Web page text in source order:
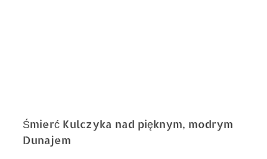
Śmierć Kulczyka nad pięknym, modrym
Dunajem